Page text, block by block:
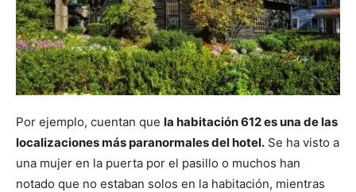
Por ejemplo, cuentan que la habitación 612 es una de las
localizaciones más paranormales del hotel. Se ha visto a
una mujer en la puerta por el pasillo o muchos han
notado que no estaban solos en la habitación, mientras